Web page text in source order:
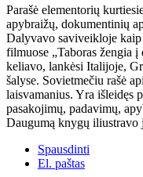
Parašė elementorių
apybraižų, dokumentinių
Dalyvavo saviveikloje
filmuose „Taboras žengia
keliavo, lankėsi Italijoje,
šalyse. Sovietmečiu rašė
laisvamanius. Yra išleidęs
pasakojimų, padavimų,
Daugumą knygų
Spausdinti
El. paštas